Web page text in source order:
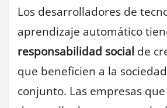
Los desarrolladores de
aprendizaje automático
responsabilidad social de
que beneficien a la
conjunto. Las empresas